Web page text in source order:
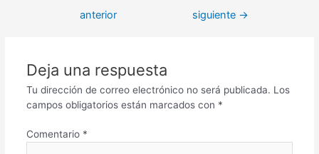
anterior
siguiente →
Deja una respuesta
Tu dirección de correo electrónico no será publicada. Los
campos obligatorios están marcados con *
Comentario *